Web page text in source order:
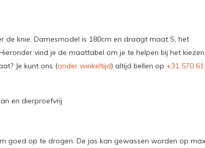
de knie. Damesmodel is 180cm en draagt maat S, het
vind je de maattabel om je te helpen bij het
Je kunt ons (onder winkeltijd) altijd bellen op +31 570
en dierproefvrij
goed op te drogen. De jas kan gewassen worden op